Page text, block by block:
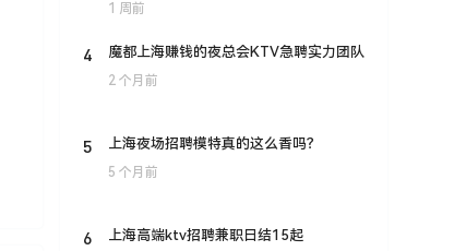
1 周前
4 魔都上海赚钱的夜总会KTV急聘实力团队
2 个月前
5 上海夜场招聘模特真的这么香吗？
5 个月前
6 上海高端ktv招聘兼职日结15起